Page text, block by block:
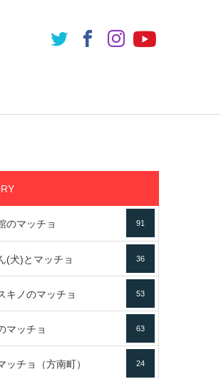
のマッチョ 91
(犬)とマッチョ 36
キノのマッチョ 53
マッチョ 63
ッチョ（方南町） 24